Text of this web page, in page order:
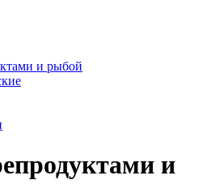
и рыбой
и